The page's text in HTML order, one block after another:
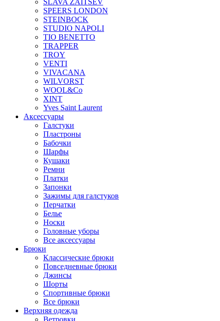
SPEERS LONDON
STEINBOCK
STUDIO NAPOLI
TIO BENETTO
TRAPPER
TROY
VENTI
VIVACANA
WILVORST
WOOL&Co
XINT
Yves Saint Laurent
Аксессуары
Галстуки
Пластроны
Бабочки
Шарфы
Кушаки
Ремни
Платки
Запонки
Зажимы для галстуков
Перчатки
Белье
Носки
Головные уборы
Все аксессуары
Брюки
Классические брюки
Повседневные брюки
Джинсы
Шорты
Спортивные брюки
Все брюки
Верхняя одежда
Ветровки